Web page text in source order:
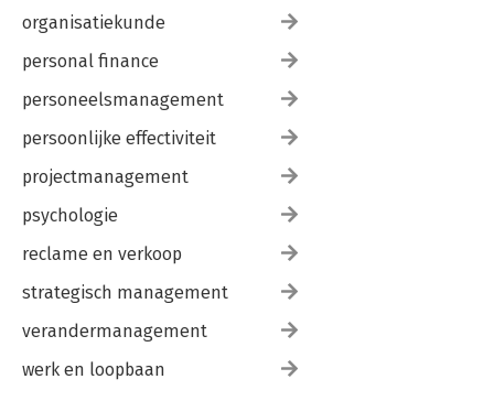
organisatiekunde
personal finance
personeelsmanagement
persoonlijke effectiviteit
projectmanagement
psychologie
reclame en verkoop
strategisch management
verandermanagement
werk en loopbaan